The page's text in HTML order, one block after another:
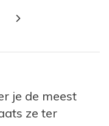
je de meest
ze ter